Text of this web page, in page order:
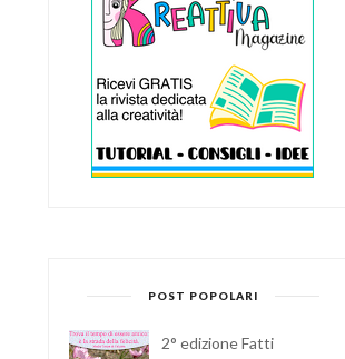
POST POPOLARI
2° edizione Fatti